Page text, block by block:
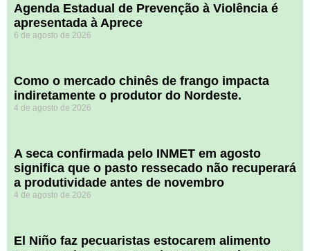
Agenda Estadual de Prevenção à Violência é
apresentada à Aprece
6 de agosto de 2026
​Como o mercado chinês de frango impacta
indiretamente o produtor do Nordeste.
4 de agosto de 2026
A seca confirmada pelo INMET em agosto
significa que o pasto ressecado não recuperará
a produtividade antes de novembro
4 de agosto de 2026
El Niño faz pecuaristas estocarem alimento